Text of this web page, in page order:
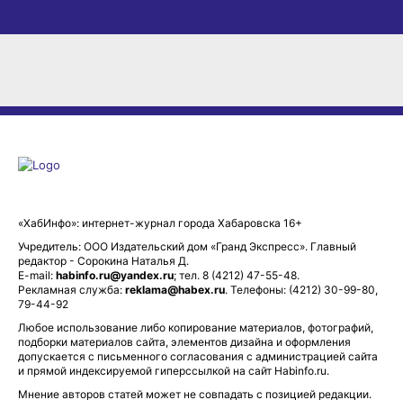
«ХабИнфо»: интернет-журнал города Хабаровска 16+
Учредитель: ООО Издательский дом «Гранд Экспресс». Главный
редактор - Сорокина Наталья Д.
E-mail: habinfo.ru@yandex.ru; тел. 8 (4212) 47-55-48.
Рекламная служба: reklama@habex.ru. Телефоны: (4212) 30-99-80,
79-44-92
Любое использование либо копирование материалов, фотографий,
подборки материалов сайта, элементов дизайна и оформления
допускается с письменного согласования с администрацией сайта
и прямой индексируемой гиперссылкой на сайт Habinfo.ru.
Мнение авторов статей может не совпадать с позицией редакции.